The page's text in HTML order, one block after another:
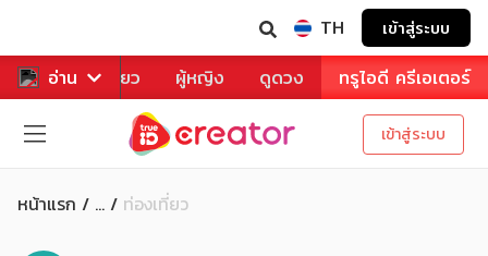
TH เข้าสู่ระบบ
อ่าน
หาร ท่องเที่ยว ผู้หญิง ดูดวง ทรูไอดี ครีเอเตอร์
เข้าสู่ระบบ
หน้าแรก ... ท่องเที่ยว